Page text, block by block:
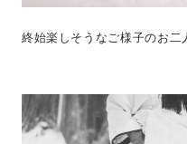
終始楽しそうなご様子のお二